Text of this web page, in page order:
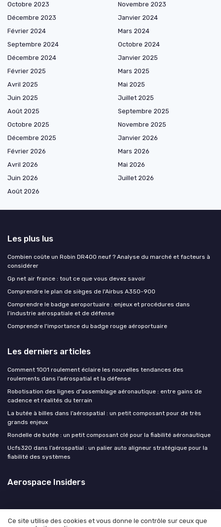
Octobre 2023
Novembre 2023
Décembre 2023
Janvier 2024
Février 2024
Mars 2024
Septembre 2024
Octobre 2024
Décembre 2024
Janvier 2025
Février 2025
Mars 2025
Avril 2025
Mai 2025
Juin 2025
Juillet 2025
Août 2025
Septembre 2025
Octobre 2025
Novembre 2025
Décembre 2025
Janvier 2026
Février 2026
Mars 2026
Avril 2026
Mai 2026
Juin 2026
Juillet 2026
Août 2026
Les plus lus
Combien coûte un Robin DR400 neuf ? Analyse du marché et facteurs à
considérer
Gp net air france : tout ce que vous devez savoir
Comprendre le plan de sièges de l'Airbus A350-900
Comprendre le badge aeroportuaire : enjeux et procédures dans
l’industrie aérospatiale et de défense
Comprendre l'importance du badge rouge aéroportuaire
Les derniers articles
Comment 1001 roulement éclaire les nouvelles tendances des
roulements dans l’aérospatial et la défense
Robotisation des lignes d'assemblage aéronautique : entre gains de
cadence et réalités du terrain
La butée à billes dans l’aérospatial : un petit composant pour de très
grands enjeux
Rondelle de butée : un petit composant clé pour la fiabilité aéronautique
Ucfs320 dans l’aérospatial : un palier auto aligneur stratégique pour la
fiabilité des systèmes
Aerospace Insiders
Ce site utilise des cookies et vous donne le contrôle sur ceux que